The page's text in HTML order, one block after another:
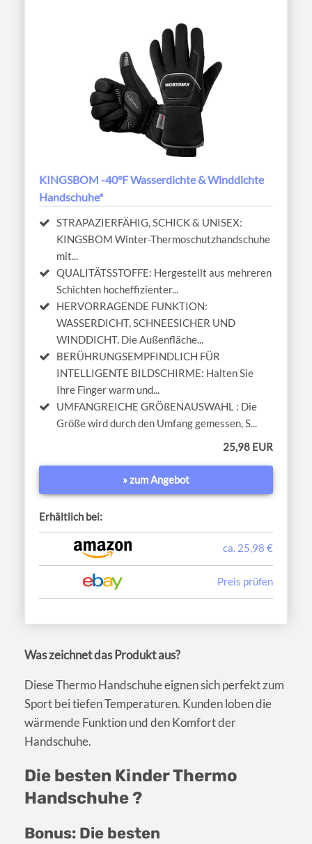
KINGSBOM -40°F Wasserdichte & Winddichte
Handschuhe*
STRAPAZIERFÄHIG, SCHICK & UNISEX:
KINGSBOM Winter-Thermoschutzhandschuhe
mit...
QUALITÄTSSTOFFE: Hergestellt aus mehreren
Schichten hocheffizienter...
HERVORRAGENDE FUNKTION:
WASSERDICHT, SCHNEESICHER UND
WINDDICHT. Die Außenfläche...
BERÜHRUNGSEMPFINDLICH FÜR
INTELLIGENTE BILDSCHIRME: Halten Sie
Ihre Finger warm und...
UMFANGREICHE GRÖßENAUSWAHL : Die
Größe wird durch den Umfang gemessen, S...
25,98 EUR
» zum Angebot
Erhältlich bei:
ca. 25,98 €
Preis prüfen
Was zeichnet das Produkt aus?
Diese Thermo Handschuhe eignen sich perfekt zum
Sport bei tiefen Temperaturen. Kunden loben die
wärmende Funktion und den Komfort der
Handschuhe.
Die besten Kinder Thermo
Handschuhe ?
Bonus: Die besten